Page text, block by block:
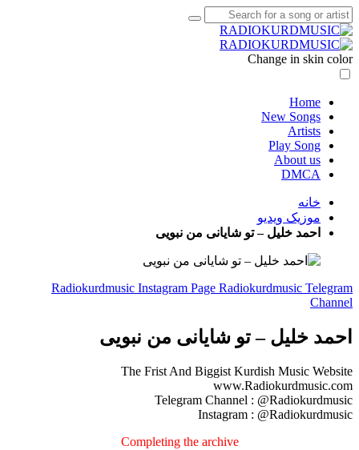
Change in skin color
Home
New Songs
Artists
Play Song
About us
DMCA
خانه
موزیک ویدیو
احمد خلیل – تو شایانی من نبویی
Radiokurdmusic Instagram Page Radiokurdmusic Telegram
Channel
احمد خلیل – تو شایانی من نبویی
The Frist And Biggist Kurdish Music Website
www.Radiokurdmusic.com
Telegram Channel : @Radiokurdmusic
Instagram : @Radiokurdmusic
Completing the archive